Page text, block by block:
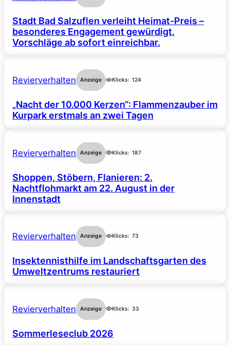
Stadt Bad Salzuflen verleiht Heimat-Preis –
besonderes Engagement gewürdigt.
Vorschläge ab sofort einreichbar.
Revierverhalten Anzeige Klicks: 124
„Nacht der 10.000 Kerzen“: Flammenzauber im
Kurpark erstmals an zwei Tagen
Revierverhalten Anzeige Klicks: 187
Shoppen, Stöbern, Flanieren: 2.
Nachtflohmarkt am 22. August in der
Innenstadt
Revierverhalten Anzeige Klicks: 73
Insektennisthilfe im Landschaftsgarten des
Umweltzentrums restauriert
Revierverhalten Anzeige Klicks: 33
Sommerleseclub 2026